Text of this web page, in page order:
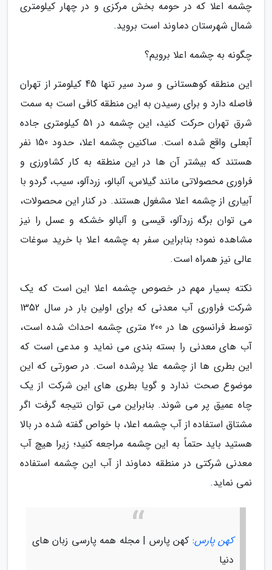
چشمه اعلا که در حومه بخش مرکزی و در چهار کیلومتری
شمال شهرستان دماوند است بروید.
چگونه به چشمه اعلا برویم؟
این منطقه کوهستانی و سرد سیر تنها 45 کیلومتر از تهران
فاصله دارد و برای رسیدن به این منطقه کافی است به سمت
شرق تهران حرکت کنید، این چشمه در 51 کیلومتری جاده
آبعلی واقع شده است. ساکنین چشمه اعلا، حدود 150 نفر
هستند که بیشتر آن ها در این منطقه به کار کشاورزی و
فراوری محصولاتی مانند گیلاس، آلبالو، زردآلو، سیب، گردو با
آبیاری از چشمه اعلا مشغول هستند. در کنار این محصولات،
می توان برگه زردآلو، قیسی و آلبالو خشکه و عسل را نیز
مشاهده نمود؛ بنابراین سفر به چشمه اعلا با خرید سوغات
عالی نیز همراه است.
نکته بسیار مهم در خصوص چشمه اعلا این است که یک
شرکت فراوری آب معدنی که برای اولین بار در سال 1352
توسط فرانسوی ها در 200 متری چشمه احداث شده است،
آب های معدنی را بسته بندی می نماید و مدعی است که
این بطری ها از چشمه علا پرشده است. در صورتی که این
موضوع صحت ندارد و گویا بطری های این شرکت از یک
چاه عمیق پر می شوند. بنابراین می توان نتیجه گرفت اگر
مشتاق استفاده از آب چشمه اعلا، با خواص گفته شده در بالا
هستید باید حتماً به این چشمه مراجعه کنید؛ زیرا هیچ آب
معدنی شرکتی در منطقه دماوند از آب این چشمه استفاده
نمی نماید.
کهن پارس: کهن پارس | مجله همه پارسی زبان های
دنیا